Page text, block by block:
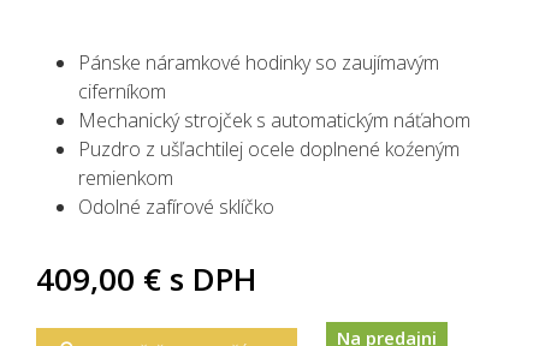
Pánske náramkové hodinky so zaujímavým
ciferníkom
Mechanický strojček s automatickým náťahom
Puzdro z ušľachtilej ocele doplnené koźeným
remienkom
Odolné zafírové sklíčko
409,00 € s DPH
Na predajni